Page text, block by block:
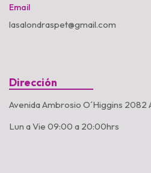
Email
lasalondraspet@gmail.com
Dirección
Avenida Ambrosio O´Higgins 2082
Lun a Vie 09:00 a 20:00hrs